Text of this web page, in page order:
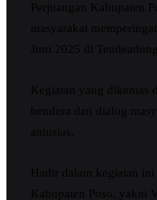
Perjuangan Kabupaten
masyarakat
Juni 2025 di
Kegiatan yang dikemas
bendera dan dialog
antusias.
Hadir dalam kegiatan ini
Kabupaten Poso, yakni